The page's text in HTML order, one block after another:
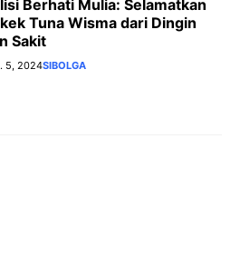
Berhati Mulia: Selamatkan
Tuna Wisma dari Dingin
Sakit
5, 2024SIBOLGA